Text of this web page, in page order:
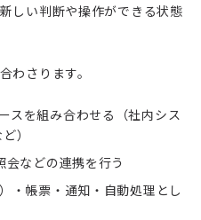
しい判断や操作ができる状態
わさります。
スを組み合わせる（社内シス
）
などの連携を行う
・帳票・通知・自動処理とし